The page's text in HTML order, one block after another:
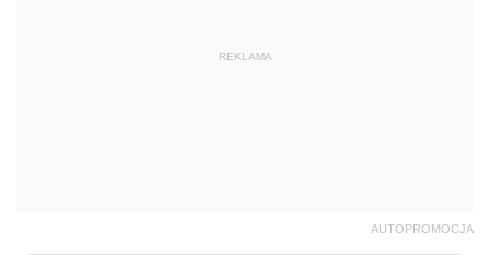
REKLAMA
AUTOPROMOCJA